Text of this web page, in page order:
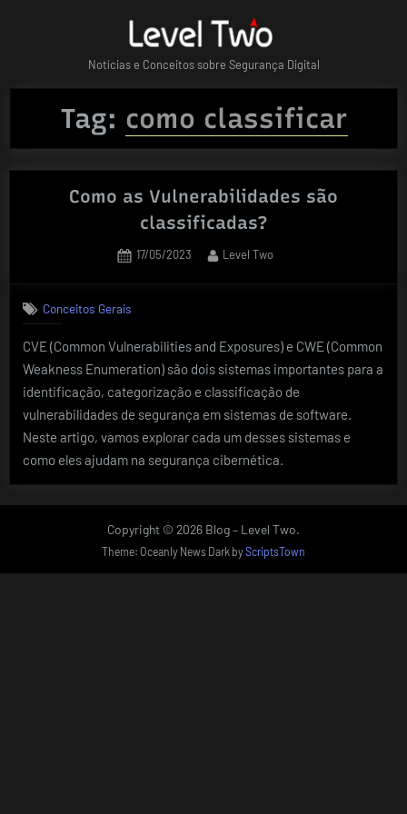
Notícias e Conceitos sobre Segurança Digital
Tag: como classificar
Como as Vulnerabilidades são
classificadas?
Posted
17/05/2023 By
Level Two
Conceitos Gerais
CVE (Common Vulnerabilities and Exposures) e CWE (Common
Weakness Enumeration) são dois sistemas importantes para a
identificação, categorização e classificação de
vulnerabilidades de segurança em sistemas de software.
Neste artigo, vamos explorar cada um desses sistemas e
como eles ajudam na segurança cibernética.
Copyright © 2026 Blog – Level Two.
Theme: Oceanly News Dark byScriptsTown